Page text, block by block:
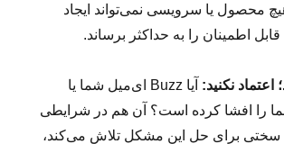
محصول یا سرویسی نمی‌تواند ایجاد
اطمینان را به حداکثر برساند.
نکنید:
آیا Buzz ای‌میل شما یا
را افشا کرده است؟ آن هم در شرایطی
برای حل این مشکل تلاش می‌کند،